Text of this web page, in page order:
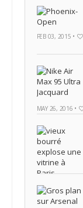
FEB 03, 2015 •
MAY 26, 2016 •